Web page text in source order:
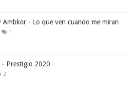
Ambkor - Lo que ven cuando me miran
1
- Prestigio 2020
2